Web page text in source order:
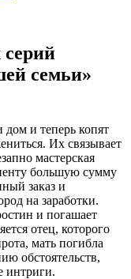
серий
семьи»
и теперь копят
Их связывает
мастерская
большую сумму
заказ и
на заработки.
и погашает
отец, которого
мать погибла
обстоятельств,
интриги.